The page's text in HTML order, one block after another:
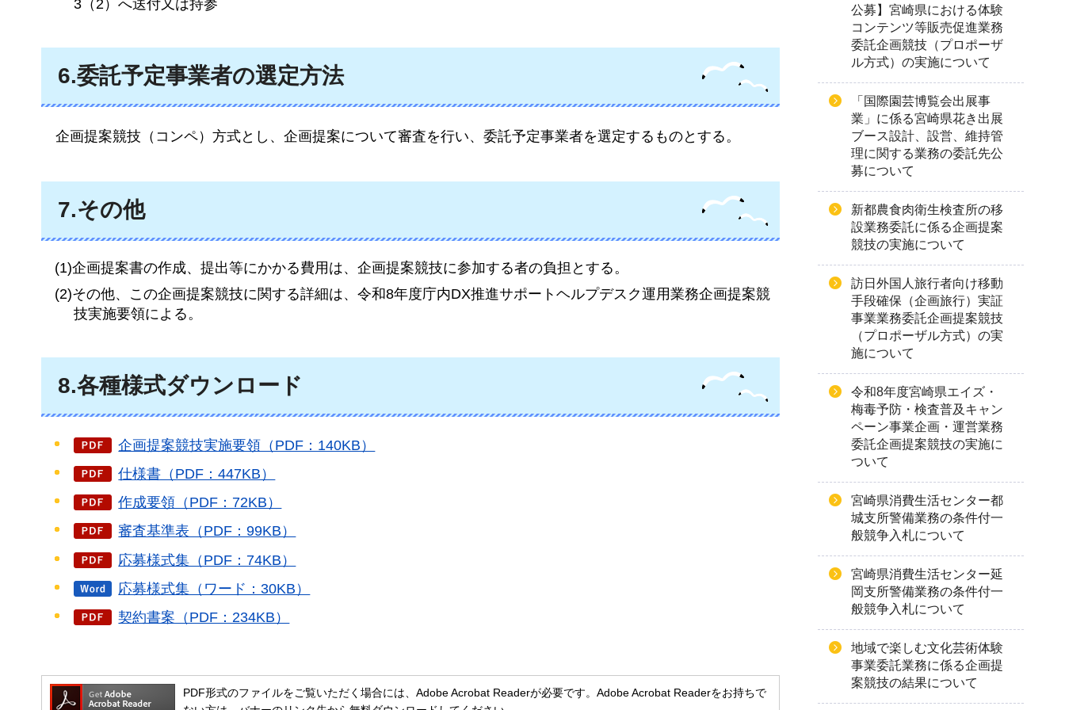
3（2）へ送付又は持参
6.委託予定事業者の選定方法
企画提案競技（コンペ）方式とし、企画提案について審査を行い、委託予定事業者を選定するものとする。
7.その他
(1)企画提案書の作成、提出等にかかる費用は、企画提案競技に参加する者の負担とする。
(2)その他、この企画提案競技に関する詳細は、令和8年度庁内DX推進サポートヘルプデスク運用業務企画提案競
技実施要領による。
8.各種様式ダウンロード
企画提案競技実施要領（PDF：140KB）
仕様書（PDF：447KB）
作成要領（PDF：72KB）
審査基準表（PDF：99KB）
応募様式集（PDF：74KB）
応募様式集（ワード：30KB）
契約書案（PDF：234KB）
PDF形式のファイルをご覧いただく場合には、Adobe Acrobat Readerが必要です。Adobe Acrobat Readerをお持ちで
公募】宮崎県における体験
コンテンツ等販売促進業務
委託企画競技（プロポーザ
ル方式）の実施について
「国際園芸博覧会出展事
業」に係る宮崎県花き出展
ブース設計、設営、維持管
理に関する業務の委託先公
募について
新都農食肉衛生検査所の移
設業務委託に係る企画提案
競技の実施について
訪日外国人旅行者向け移動
手段確保（企画旅行）実証
事業業務委託企画提案競技
（プロポーザル方式）の実
施について
令和8年度宮崎県エイズ・
梅毒予防・検査普及キャン
ペーン事業企画・運営業務
委託企画提案競技の実施に
ついて
宮崎県消費生活センター都
城支所警備業務の条件付一
般競争入札について
宮崎県消費生活センター延
岡支所警備業務の条件付一
般競争入札について
地域で楽しむ文化芸術体験
事業委託業務に係る企画提
案競技の結果について